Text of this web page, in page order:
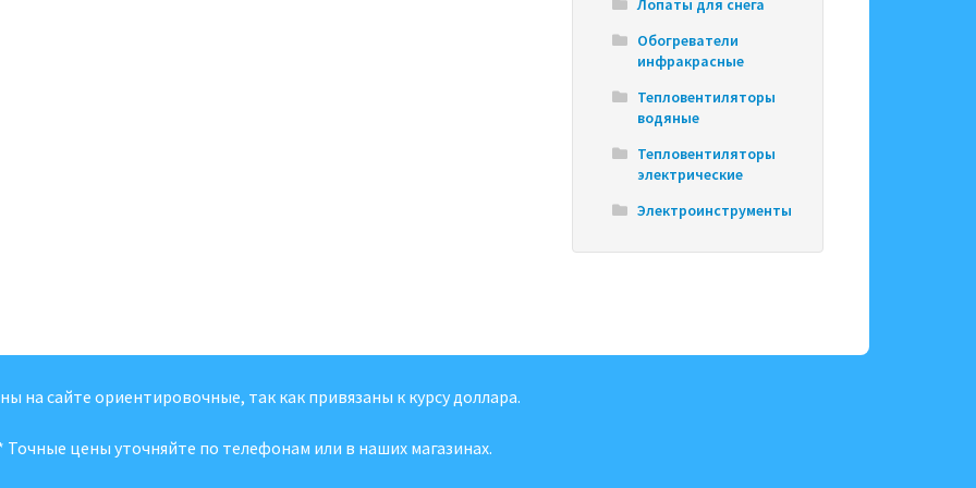
Лопаты для снега
Обогреватели
инфракрасные
Тепловентиляторы
водяные
Тепловентиляторы
электрические
Электроинструменты
на сайте ориентировочные, так как привязаны к курсу доллара.
Точные цены уточняйте по телефонам или в наших магазинах.